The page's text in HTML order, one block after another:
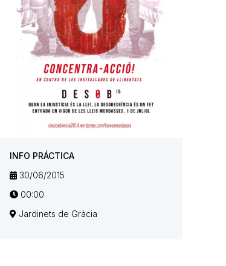
INFO PRÁCTICA
30/06/2015
00:00
Jardinets de Gràcia